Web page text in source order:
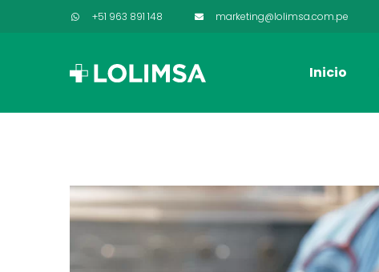
+51 963 891 148 marketing@lolimsa.com.pe
Inicio